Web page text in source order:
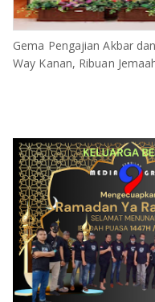
Gema Pengajian Akbar
Way Kanan, Ribuan